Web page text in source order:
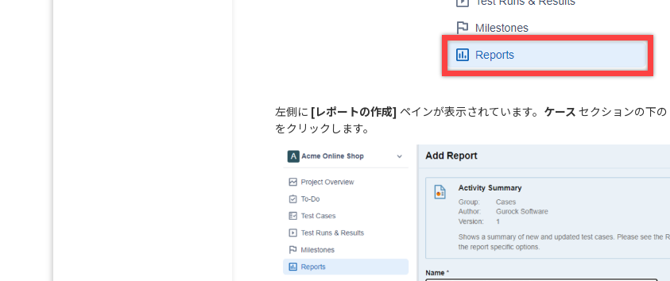
左側に [レポートの作成] ペインが表示されています。 ケース セクションの下の
をクリックします。